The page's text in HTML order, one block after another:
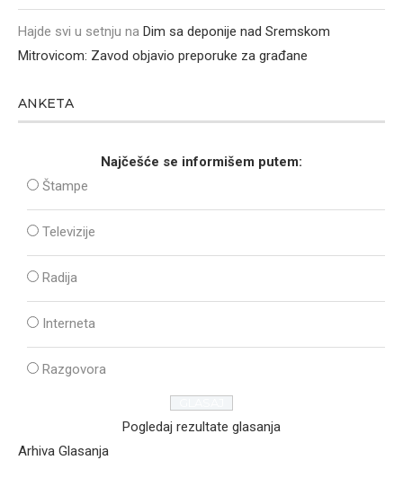
Hajde svi u setnju na Dim sa deponije nad Sremskom
Mitrovicom: Zavod objavio preporuke za građane
ANKETA
Najčešće se informišem putem:
Štampe
Televizije
Radija
Interneta
Razgovora
Pogledaj rezultate glasanja
Arhiva Glasanja